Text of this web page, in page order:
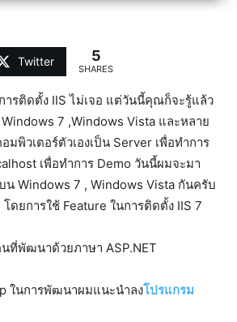
Twitter 5
SHARES
ารติดตั้ง IIS ไม่เจอ แต่วันนี้คุณก็จะรู้แล้ว
7 ,Windows Vista และหลาย
มพิวเตอร์ตัวเองเป็น Server เพื่อทำการ
เพื่อทำการ Demo วันนี้ผมจะมา
น Windows 7 , Windows Vista กันครับ
ดยการใช้ Feature ในการติดตั้ง IIS 7
ที่พัฒนาด้วยภาษา ASP.NET
ในการพัฒนาผมแนะนำลงโปรแกรม